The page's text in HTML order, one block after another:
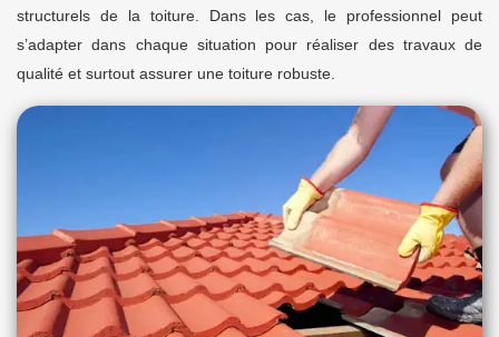
structurels de la toiture. Dans les cas, le professionnel peut
s’adapter dans chaque situation pour réaliser des travaux de
qualité et surtout assurer une toiture robuste.